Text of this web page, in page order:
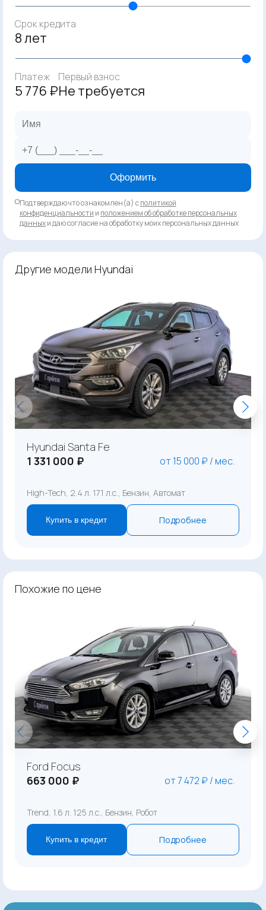
Срок кредита
8 лет
Платеж
5 776 ₽
Первый взнос
Не требуется
Оформить
Подтверждаю что ознакомлен(а) сполитикой
конфиденциальности и положением об обработке персональных
данныхи даю согласие на обработку моих персональных данных
Другие модели Hyundai
Hyundai Santa Fe
1 331 000 ₽
от 15 000 ₽ / мес.
High-Tech, 2.4 л. 171 л.с., Бензин, Автомат
Купить в кредит Подробнее
Похожие по цене
Ford Focus
663 000 ₽
от 7 472 ₽ / мес.
Trend, 1.6 л. 125 л.с., Бензин, Робот
Купить в кредит Подробнее